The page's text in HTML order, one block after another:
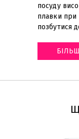
посуду
плавки при
позбутися